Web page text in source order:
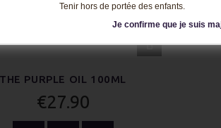
Tenir hors de portée des enfants.
Je confirme que je suis
APERÇU
RAPIDE
THE PURPLE OIL 100ML
€27.90